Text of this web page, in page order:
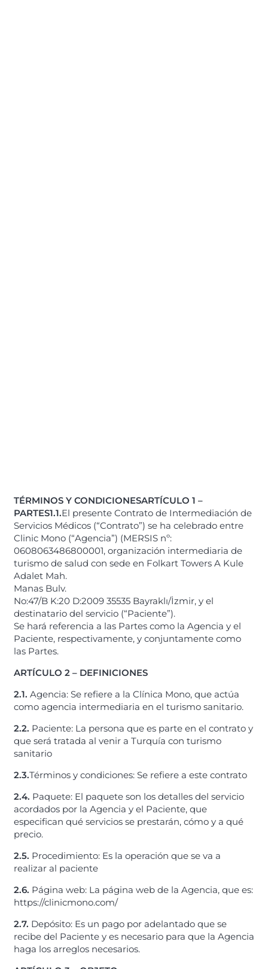
TÉRMINOS Y CONDICIONESARTÍCULO 1 –
PARTES1.1.El presente Contrato de Intermediación de
Servicios Médicos (“Contrato”) se ha celebrado entre
Clinic Mono (“Agencia”) (MERSIS nº:
0608063486800001, organización intermediaria de
turismo de salud con sede en Folkart Towers A Kule
Adalet Mah.
Manas Bulv.
No:47/B K:20 D:2009 35535 Bayraklı/İzmir, y el
destinatario del servicio (“Paciente”).
Se hará referencia a las Partes como la Agencia y el
Paciente, respectivamente, y conjuntamente como
las Partes.
ARTÍCULO 2 – DEFINICIONES
2.1. Agencia: Se refiere a la Clínica Mono, que actúa
como agencia intermediaria en el turismo sanitario.
2.2. Paciente: La persona que es parte en el contrato y
que será tratada al venir a Turquía con turismo
sanitario
2.3.Términos y condiciones: Se refiere a este contrato
2.4. Paquete: El paquete son los detalles del servicio
acordados por la Agencia y el Paciente, que
especifican qué servicios se prestarán, cómo y a qué
precio.
2.5. Procedimiento: Es la operación que se va a
realizar al paciente
2.6. Página web: La página web de la Agencia, que es:
https://clinicmono.com/
2.7. Depósito: Es un pago por adelantado que se
recibe del Paciente y es necesario para que la Agencia
haga los arreglos necesarios.